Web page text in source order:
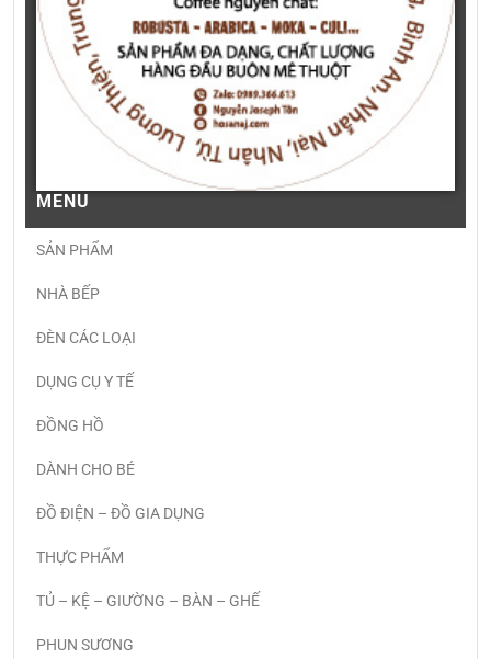
MENU
SẢN PHẨM
NHÀ BẾP
ĐÈN CÁC LOẠI
DỤNG CỤ Y TẾ
ĐỒNG HỒ
DÀNH CHO BÉ
ĐỒ ĐIỆN – ĐỒ GIA DỤNG
THỰC PHẨM
TỦ – KỆ – GIƯỜNG – BÀN – GHẾ
PHUN SƯƠNG